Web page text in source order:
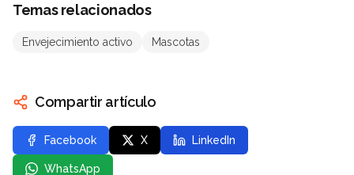
Temas relacionados
Envejecimiento activo Mascotas
Compartir artículo
Facebook X LinkedIn
WhatsApp